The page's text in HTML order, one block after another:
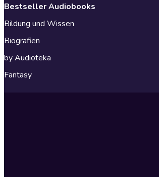
Bestseller Audiobooks
Bildung und Wissen
Biografien
by Audioteka
Fantasy